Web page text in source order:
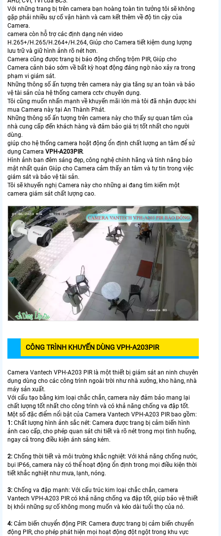
Với những trang bị trên camera bạn hoàng toàn tin tưởng tôi sẽ không
gặp phải nhiều sự cố vận hành và cam kết thêm về độ tin cậy của
Camera.
camera còn hỗ trợ các định dạng nén video
H.265+/H.265/H.264+/H.264, Giúp cho Camera tiết kiệm dung lượng
lưu trữ và giữ hình ảnh rõ nét hơn.
Camera cũng được trang bị báo động chống trộm PIR, Giúp cho
Camera cảnh báo sớm về bất kỳ hoạt động đáng ngờ nào xảy ra trong
phạm vi giám sát.
Những thông số ấn tượng trên camera này gia tăng sự an toàn và bảo
vệ tài sản của hệ thống camera cctv chuyên dụng.
Tôi cũng muốn nhấn mạnh về khuyến mãi lớn mà tôi đã nhận được khi
mua Camera này tại An Thành Phát.
Những thông số ấn tượng trên camera này cho thấy sự quan tâm của
nhà cung cấp đến khách hàng và đảm bảo giá trị tốt nhất cho người
dùng.
giúp cho hệ thống camera hoặt động ổn định chất lượng an tâm để sử
dụng Camera VPH-A203PIR.
Hình ảnh ban đêm sáng đẹp, công nghệ chính hãng và tính năng bảo
mật nhất quán Giúp cho Camera cảm thấy an tâm và tự tin trong việc
giám sát và bảo vệ tài sản.
Tôi sẽ khuyến nghị Camera này cho những ai đang tìm kiếm một
camera giám sát chất lượng cao.
CÔNG TRÌNH KHUYẾN DÙNG VPH-A203PIR
Camera Vantech VPH-A203 PIR là một thiết bị giám sát an ninh chuyên
dụng dùng cho các công trình ngoài trời như nhà xưởng, kho hàng, nhà
máy sản xuất.
Với cấu tạo bằng kim loại chắc chắn, camera này đảm bảo mang lại
chất lượng tốt nhất cho công trình và có khả năng chống va đập tốt.
Một số đặc điểm nổi bật của Camera Vantech VPH-A203 PIR bao gồm:
1: Chất lượng hình ảnh sắc nét: Camera được trang bị cảm biến hình
ảnh cao cấp, cho phép quan sát chi tiết và rõ nét trong mọi tình huống,
ngay cả trong điều kiện ánh sáng kém.
2: Chống thời tiết và môi trường khắc nghiệt: Với khả năng chống nước,
bụi IP66, camera này có thể hoạt động ổn định trong mọi điều kiện thời
tiết khắc nghiệt như mưa, lạnh, nóng.
3: Chống va đập mạnh: Với cấu trúc kim loại chắc chắn, camera
Vantech VPH-A203 PIR có khả năng chống va đập tốt, giúp bảo vệ thiết
bị khỏi những sự cố không mong muốn và kéo dài tuổi thọ của nó.
4: Cảm biến chuyển động PIR: Camera được trang bị cảm biến chuyển
động PIR, cho phép phát hiện mọi hoạt động đột ngột trong khu vực